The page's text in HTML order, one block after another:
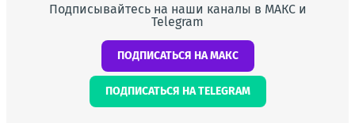
Подписывайтесь на наши каналы в МАКС и
Telegram
ПОДПИСАТЬСЯ НА МАКС
ПОДПИСАТЬСЯ НА TELEGRAM